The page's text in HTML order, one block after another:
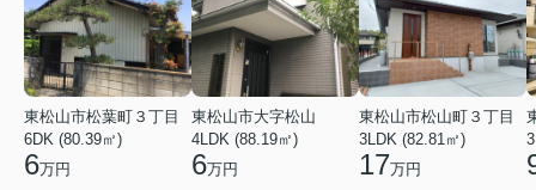
東松山市松葉町３丁目
6DK (80.39㎡)
6万円
東松山市大字松山
4LDK (88.19㎡)
6万円
東松山市松山町３丁目
3LDK (82.81㎡)
17万円